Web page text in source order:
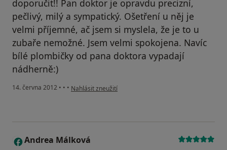
doporučit!! Pan doktor je opravdu precizní,
pečlivý, milý a sympatický. Ošetření u něj je
velmi příjemné, ač jsem si myslela, že je to u
zubaře nemožné. Jsem velmi spokojena. Navíc
bílé plombičky od pana doktora vypadají
nádherně:)
14. června 2012 • • • podle názoru uživatele Váš účet byl odstraněn
Nahlásit zneužití
A Andrea Málková